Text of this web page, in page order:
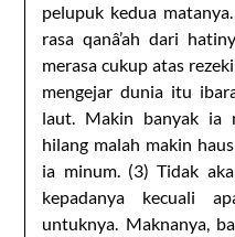
pelupuk kedua
rasa qanâ’ah dari
merasa cukup atas
mengejar dunia itu
laut. Makin banyak ia
hilang malah makin
ia minum. (3) Tidak
kepadanya kecuali
untuknya. Maknanya,